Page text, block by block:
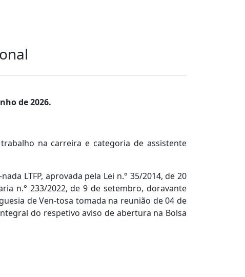
de 2026.
na carreira e categoria de assistente
LTFP, aprovada pela Lei n.° 35/2014, de 20
n.° 233/2022, de 9 de setembro, doravante
de Ven-tosa tomada na reunião de 04 de
do respetivo aviso de abertura na Bolsa